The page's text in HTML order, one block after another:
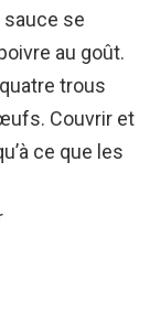
se
au goût.
trous
Couvrir et
ce que les